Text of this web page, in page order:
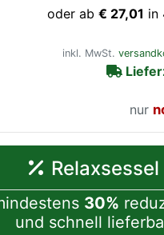
oder ab € 27,01 in
inkl. MwSt.
nur
Relaxsessel
30%
und schnell